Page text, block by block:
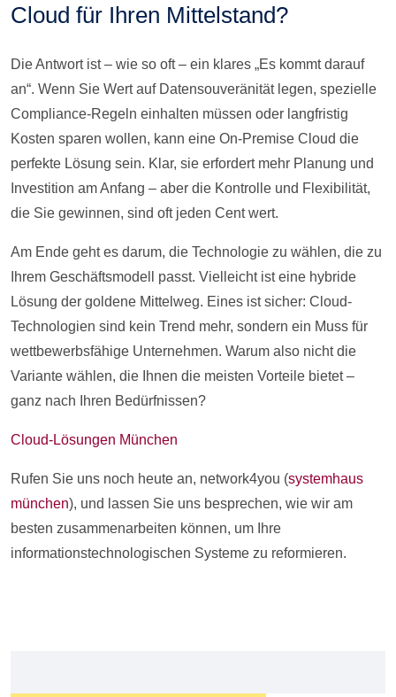
Cloud für Ihren Mittelstand?
Die Antwort ist – wie so oft – ein klares „Es kommt darauf
an“. Wenn Sie Wert auf Datensouveränität legen, spezielle
Compliance-Regeln einhalten müssen oder langfristig
Kosten sparen wollen, kann eine On-Premise Cloud die
perfekte Lösung sein. Klar, sie erfordert mehr Planung und
Investition am Anfang – aber die Kontrolle und Flexibilität,
die Sie gewinnen, sind oft jeden Cent wert.
Am Ende geht es darum, die Technologie zu wählen, die zu
Ihrem Geschäftsmodell passt. Vielleicht ist eine hybride
Lösung der goldene Mittelweg. Eines ist sicher: Cloud-
Technologien sind kein Trend mehr, sondern ein Muss für
wettbewerbsfähige Unternehmen. Warum also nicht die
Variante wählen, die Ihnen die meisten Vorteile bietet –
ganz nach Ihren Bedürfnissen?
Cloud-Lösungen München
Rufen Sie uns noch heute an, network4you (systemhaus
münchen), und lassen Sie uns besprechen, wie wir am
besten zusammenarbeiten können, um Ihre
informationstechnologischen Systeme zu reformieren.